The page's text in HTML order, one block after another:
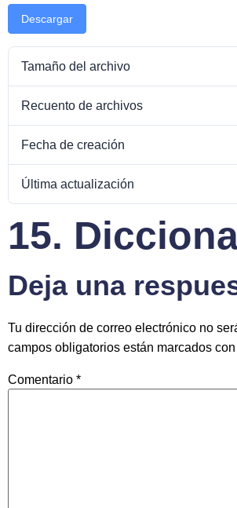
Descargar
Tamaño del archivo
Recuento de archivos
Fecha de creación
Última actualización
15.
Deja una
Tu dirección de correo electrónico no
campos obligatorios están marcados con
Comentario *